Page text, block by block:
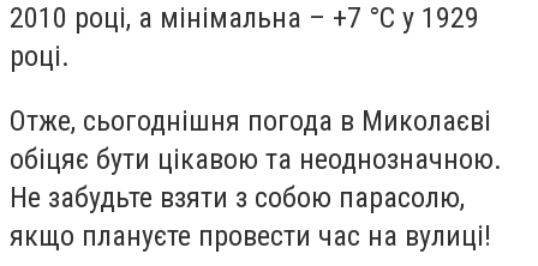
2010 році, а мінімальна – +7 °С у 1929
році.
Отже, сьогоднішня погода в Миколаєві
обіцяє бути цікавою та неоднозначною.
Не забудьте взяти з собою парасолю,
якщо плануєте провести час на вулиці!